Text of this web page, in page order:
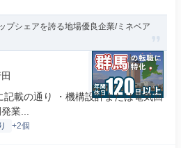
プシェアを誇る地場優良企業/ミネベア
載の通り ・機構設計または電気回
業...
+2個